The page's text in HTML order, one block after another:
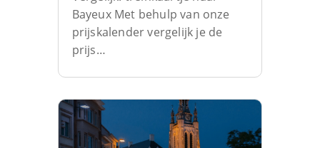
Bayeux Met behulp van onze
prijskalender vergelijk je de
prijs…